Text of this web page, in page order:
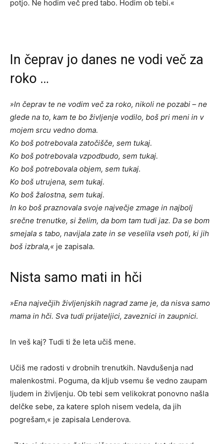
potjo. Ne hodim več pred tabo. Hodim ob tebi.«
In čeprav jo danes ne vodi več za
roko …
»In čeprav te ne vodim več za roko, nikoli ne pozabi – ne
glede na to, kam te bo življenje vodilo, boš pri meni in v
mojem srcu vedno doma.
Ko boš potrebovala zatočišče, sem tukaj.
Ko boš potrebovala vzpodbudo, sem tukaj.
Ko boš potrebovala objem, sem tukaj.
Ko boš utrujena, sem tukaj.
Ko boš žalostna, sem tukaj.
In ko boš praznovala svoje največje zmage in najbolj
srečne trenutke, si želim, da bom tam tudi jaz. Da se bom
smejala s tabo, navijala zate in se veselila vseh poti, ki jih
boš izbrala,« je zapisala.
Nista samo mati in hči
»Ena največjih življenjskih nagrad zame je, da nisva samo
mama in hči. Sva tudi prijateljici, zaveznici in zaupnici.
In veš kaj? Tudi ti že leta učiš mene.
Učiš me radosti v drobnih trenutkih. Navdušenja nad
malenkostmi. Poguma, da kljub vsemu še vedno zaupam
ljudem in življenju. Ob tebi sem velikokrat ponovno našla
delčke sebe, za katere sploh nisem vedela, da jih
pogrešam,« je zapisala Lenderova.